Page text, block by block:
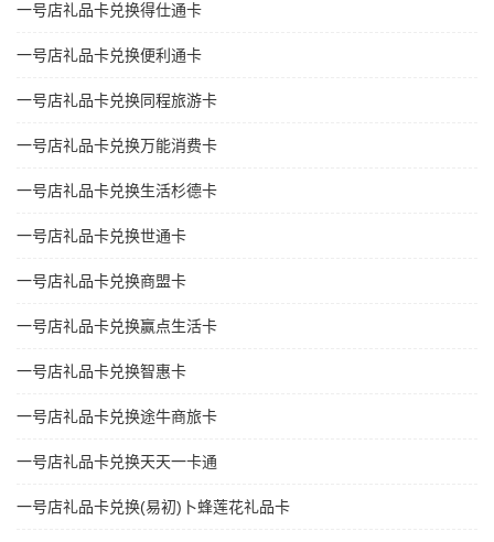
一号店礼品卡兑换得仕通卡
一号店礼品卡兑换便利通卡
一号店礼品卡兑换同程旅游卡
一号店礼品卡兑换万能消费卡
一号店礼品卡兑换生活杉德卡
一号店礼品卡兑换世通卡
一号店礼品卡兑换商盟卡
一号店礼品卡兑换赢点生活卡
一号店礼品卡兑换智惠卡
一号店礼品卡兑换途牛商旅卡
一号店礼品卡兑换天天一卡通
一号店礼品卡兑换(易初)卜蜂莲花礼品卡